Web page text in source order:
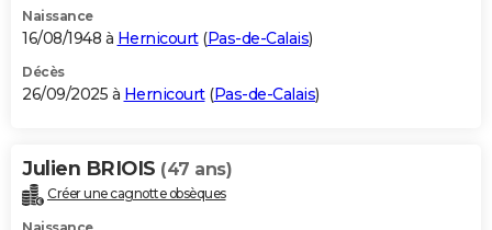
Naissance
16/08/1948 à Hernicourt(Pas-de-Calais)
Décès
26/09/2025 à Hernicourt(Pas-de-Calais)
Julien BRIOIS (47 ans)
Créer une cagnotte obsèques